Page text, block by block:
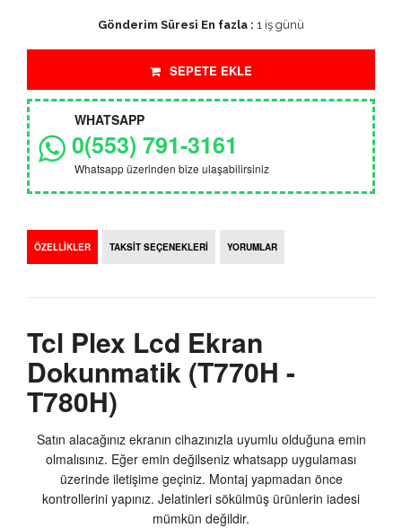
Gönderim Süresi En fazla : 1 iş günü
SEPETE EKLE
WHATSAPP
0(553) 791-3161
Whatsapp üzerinden bize ulaşabilirsiniz
ÖZELLİKLER TAKSİT SEÇENEKLERİ YORUMLAR
Tcl Plex Lcd Ekran
Dokunmatik (T770H -
T780H)
Satın alacağınız ekranın cihazınızla uyumlu olduğuna emin
olmalısınız. Eğer emin değilseniz whatsapp uygulaması
üzerinde iletişime geçiniz. Montaj yapmadan önce
kontrollerini yapınız. Jelatinleri sökülmüş ürünlerin iadesi
mümkün değildir.